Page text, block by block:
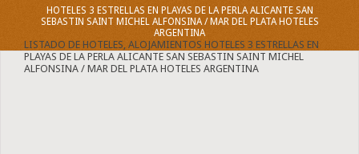
HOTELES 3 ESTRELLAS EN PLAYAS DE LA PERLA ALICANTE SAN
SEBASTIN SAINT MICHEL ALFONSINA / MAR DEL PLATA HOTELES
ARGENTINA
LISTADO DE HOTELES, ALOJAMIENTOS HOTELES 3 ESTRELLAS EN
PLAYAS DE LA PERLA ALICANTE SAN SEBASTIN SAINT MICHEL
ALFONSINA / MAR DEL PLATA HOTELES ARGENTINA